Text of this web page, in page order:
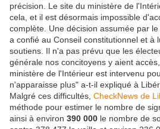
précision. Le site du ministère de
cela, et il est désormais impossible
complète. Une décision assumée par
a confié au Conseil constitutionnel et à
soutiens. Il n'a pas prévu que les
générale nos concitoyens y aient
ministère de l'Intérieur est intervenu
n'apparaisse plus" a-t-il expliqué à
Malgré ces difficultés, CheckNews de
méthode pour estimer le nombre de
ainsi à environ 390 000 le nombre de